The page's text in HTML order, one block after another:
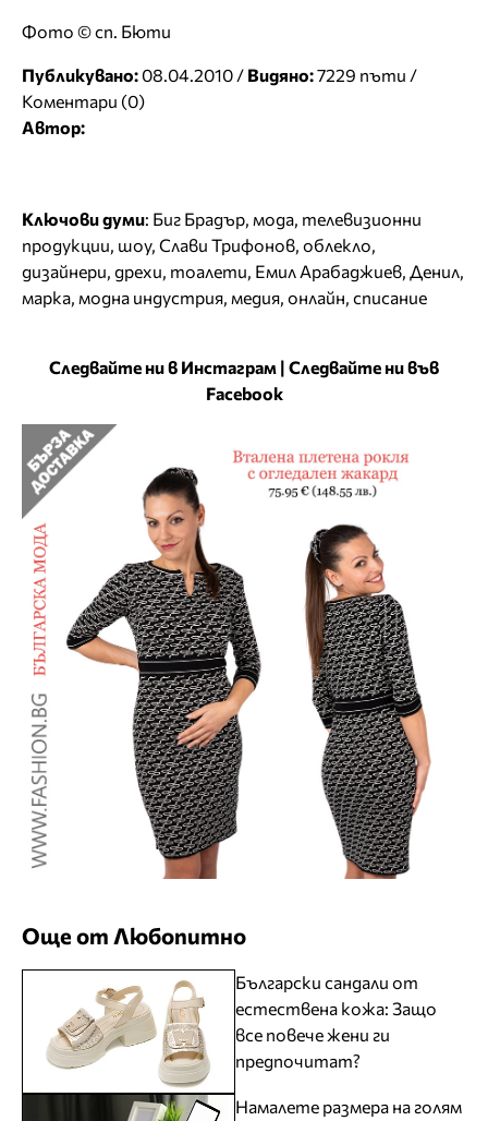
Фото © сп. Бюти
Публикувано: 08.04.2010 / Видяно:7229 пъти /
Коментари (0)
Автор:
Ключови думи: Биг Брадър, мода, телевизионни
продукции, шоу, Слави Трифонов, облекло,
дизайнери, дрехи, тоалети, Емил Арабаджиев, Денил,
марка, модна индустрия, медия, онлайн, списание
Следвайте ни в Инстаграм | Следвайте ни във
Facebook
Още от Любопитно
Български сандали от
естествена кожа: Защо
все повече жени ги
предпочитат?
Намалете размера на голям